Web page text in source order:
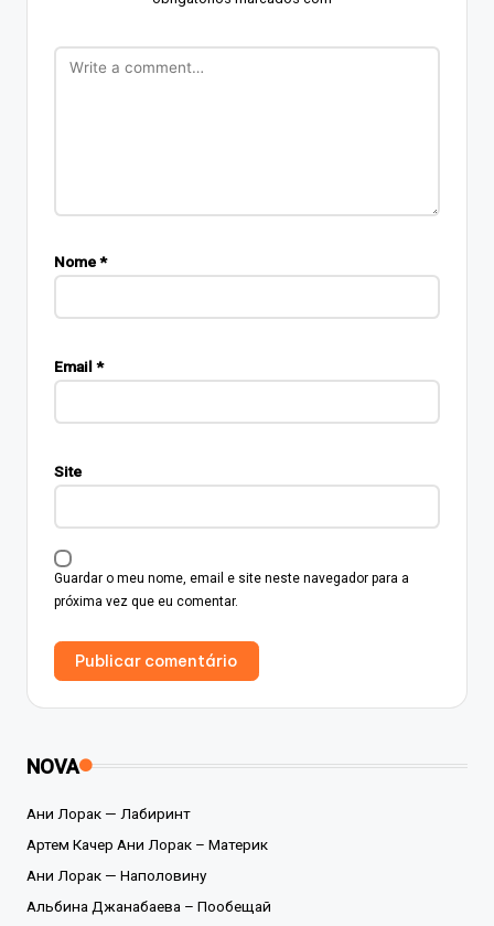
Nome*
Email *
Site
Guardar o meu nome, email e site neste navegador para a
próxima vez que eu comentar.
NOVA
Ани Лорак — Лабиринт
Артем Качер Ани Лорак – Материк
Ани Лорак — Наполовину
Альбина Джанабаева – Пообещай